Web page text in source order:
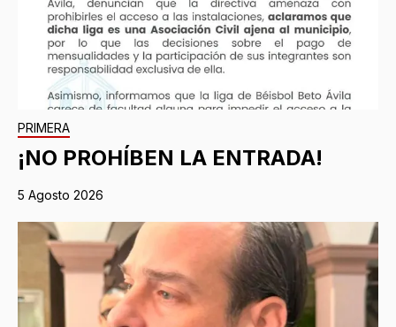
PRIMERA
¡NO PROHÍBEN LA ENTRADA!
5 Agosto 2026